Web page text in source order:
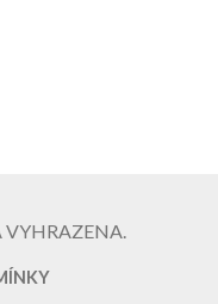
VYHRAZENA.